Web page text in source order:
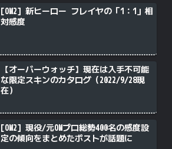
[OW2] 新ヒーロー フレイヤの「1：1」相
対感度
【オーバーウォッチ】現在は入手不可能
な限定スキンのカタログ（2022/9/28現
在）
[OW2] 現役/元OWプロ総勢400名の感度設
定の傾向をまとめたポストが話題に